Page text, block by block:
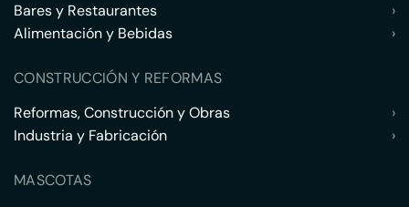
Bares y Restaurantes
›
Alimentación y Bebidas
›
CONSTRUCCIÓN Y REFORMAS
Reformas, Construcción y Obras
›
Industria y Fabricación
›
MASCOTAS